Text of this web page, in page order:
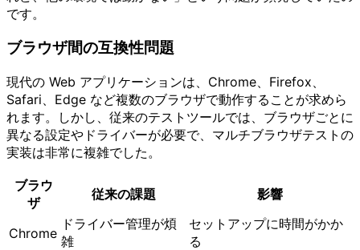
です。
ブラウザ間の互換性問題
現代の Web アプリケーションは、Chrome、Firefox、
Safari、Edge など複数のブラウザで動作することが求めら
れます。しかし、従来のテストツールでは、ブラウザごとに
異なる設定やドライバーが必要で、マルチブラウザテストの
実装は非常に複雑でした。
ブラウ
ザ
従来の課題 影響
Chrome
ドライバー管理が煩
雑
セットアップに時間がかか
る